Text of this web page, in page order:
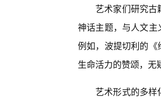
艺术家们研究古
神话主题，与人文主
例如，波提切利的
生命活力的赞颂，无
艺术形式的多